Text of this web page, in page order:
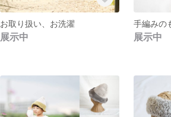
お取り扱い、お洗濯
展示中 展示中